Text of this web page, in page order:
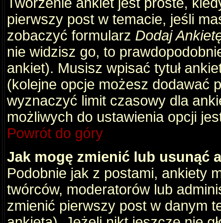
pierwszy post w temacie, jeśli
zobaczyć formularz Dodaj
nie widzisz go, to
ankiet). Musisz wpisać tytuł
(kolejne opcje możesz dodawać
wyznaczyć limit czasowy dla
możliwych do ustawienia opcji
Powrót do góry
Jak mogę zmienić lub usunąć
Podobnie jak z postami, ankiety
twórców, moderatorów lub
zmienić pierwszy post w danym